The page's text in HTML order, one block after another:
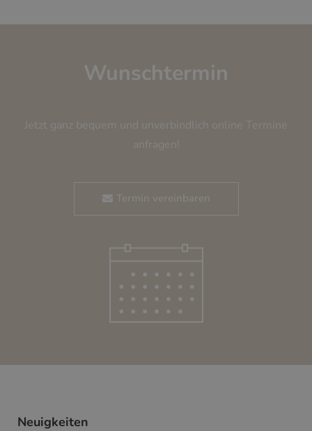
Wunschtermin
Jetzt ganz bequem und unverbindlich online Termine
anfragen!
Termin vereinbaren
Neuigkeiten